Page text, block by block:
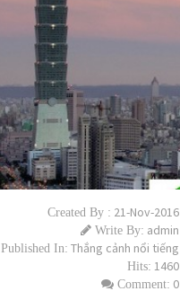
Created By : 21-Nov-2016
Write By: admin
Published In: Thắng cảnh nổi tiếng
Hits: 1460
Comment: 0